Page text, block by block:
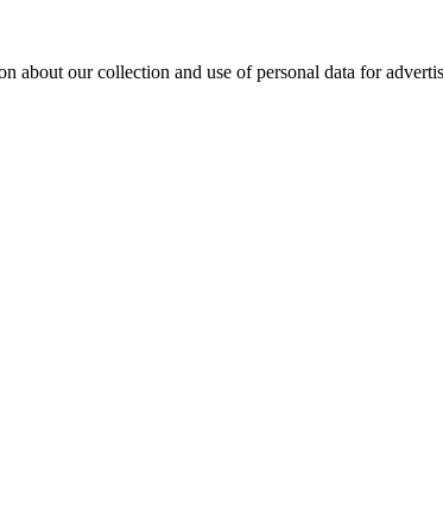
about our collection and use of personal data for